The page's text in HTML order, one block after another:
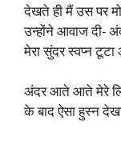
देखते ही मैं उस पर
उन्होंने आवाज दी-
मेरा सुंदर स्वप्न
अंदर आते आते मेरे
के बाद ऐसा हुस्न